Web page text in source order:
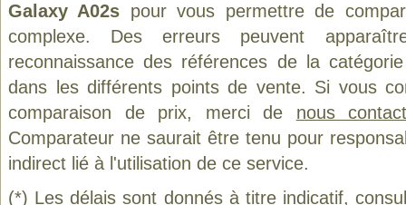
Galaxy A02s pour vous permettre de
complexe. Des erreurs peuvent
reconnaissance des références de la
dans les différents points de vente. Si vous
comparaison de prix, merci de nous
Comparateur ne saurait être tenu pour
indirect lié à l'utilisation de ce service.
(*) Les délais sont donnés à titre indicatif,